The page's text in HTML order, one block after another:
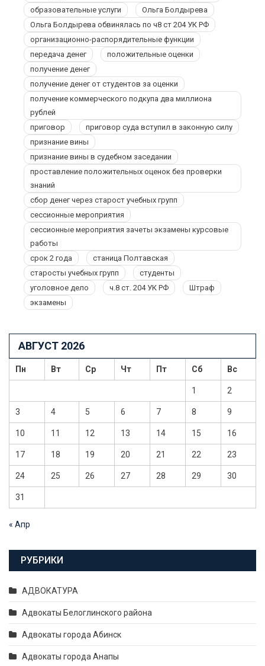
образовательные услуги
Ольга Болдырева
Ольга Болдырева обвинялась по ч8 ст 204 УК РФ
организационно-распорядительные функции
передача денег
положительные оценки
получение денег
получение денег от студентов за оценки
получение коммерческого подкупа два миллиона
рублей
приговор
приговор суда вступил в законную силу
признание вины
признание вины в судебном заседании
проставление положительных оценок без проверки
знаний
сбор денег через старост учебных групп
сессионные мероприятия
сессионные мероприятия зачеты экзамены курсовые
работы
срок 2 года
станица Полтавская
старосты учебных групп
студенты
уголовное дело
ч.8 ст. 204 УК РФ
Штраф
экзамены
АВГУСТ 2026
Пн Вт Ср Чт Пт Сб Вс
1 2
3 4 5 6 7 8 9
10 11 12 13 14 15 16
17 18 19 20 21 22 23
24 25 26 27 28 29 30
31
« Апр
РУБРИКИ
АДВОКАТУРА
Адвокаты Белоглинского района
Адвокаты города Абинск
Адвокаты города Анапы